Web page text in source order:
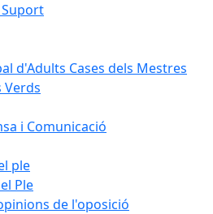
d'Adults Cases dels Mestres
Verds
i Comunicació
ple
Ple
de l'oposició